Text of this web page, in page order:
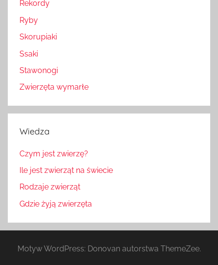
Rekordy
Ryby
Skorupiaki
Ssaki
Stawonogi
Zwierzęta wymarłe
Wiedza
Czym jest zwierzę?
Ile jest zwierząt na świecie
Rodzaje zwierząt
Gdzie żyją zwierzęta
Motyw WordPress: Donovan autorstwa ThemeZee.